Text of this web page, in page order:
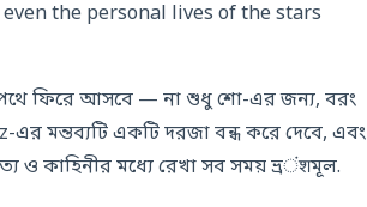
the personal lives of the stars
পথে ফিরে আসবে — না শুধু শো-এর জন্য, বরং
মন্তব্যটি একটি দরজা বন্ধ করে দেবে, এবং
ও কাহিনীর মধ্যে রেখা সব সময় ভ্রंशমূল.